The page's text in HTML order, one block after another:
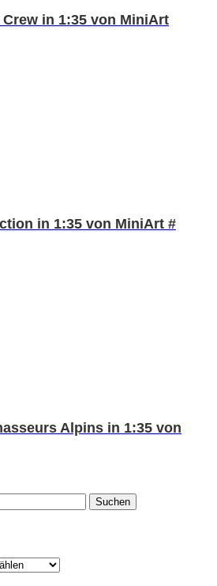
in 1:35 von MiniArt
in 1:35 von MiniArt #
Alpins in 1:35 von
Suchen